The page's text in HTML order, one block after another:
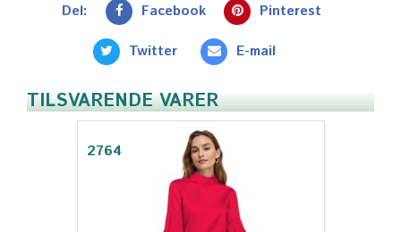
Del: Facebook Pinterest
Twitter E-mail
TILSVARENDE VARER
2764